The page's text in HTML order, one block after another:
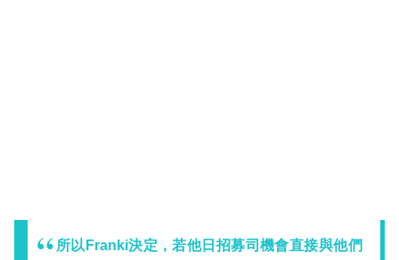
所以Franki決定，若他日招募司機會直接與他們